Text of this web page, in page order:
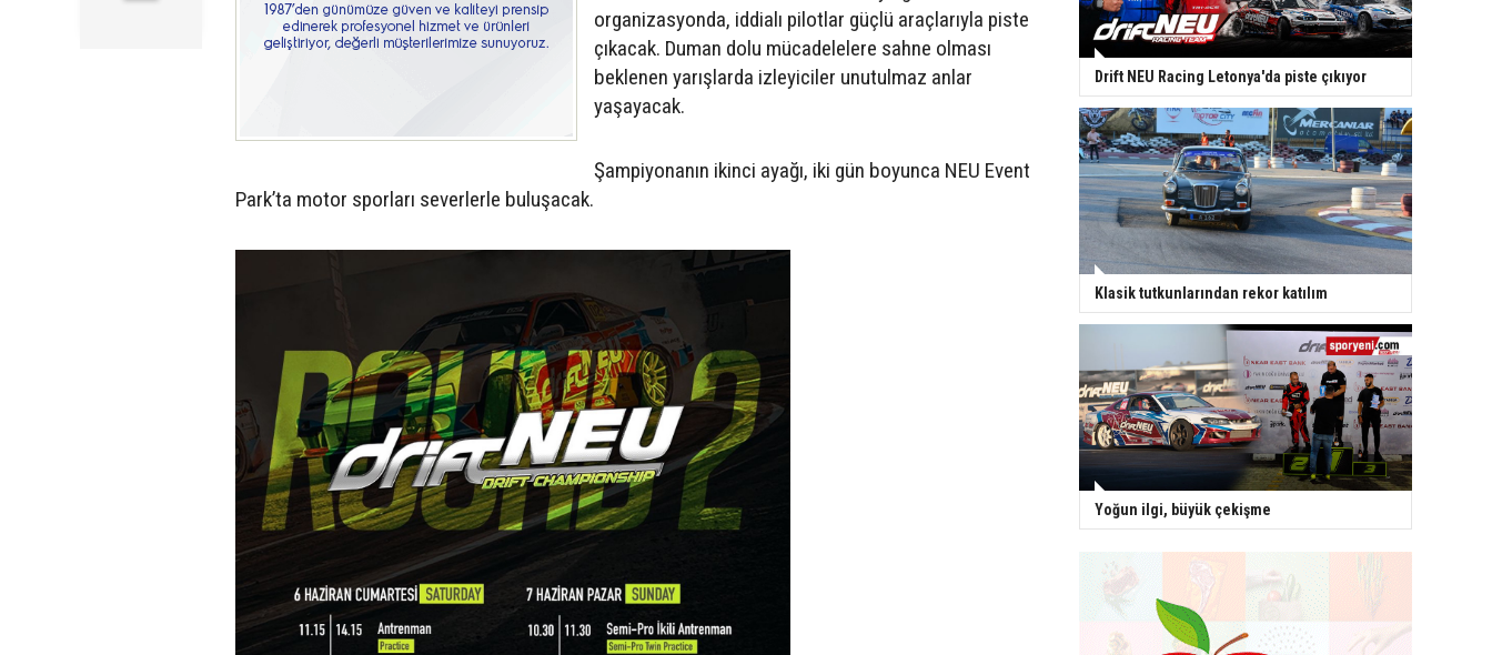
organizasyonda, iddialı pilotlar güçlü araçlarıyla piste
çıkacak. Duman dolu mücadelelere sahne olması
beklenen yarışlarda izleyiciler unutulmaz anlar
yaşayacak.
Şampiyonanın ikinci ayağı, iki gün boyunca NEU Event
Park’ta motor sporları severlerle buluşacak.
Drift NEU Racing Letonya'da piste çıkıyor
Klasik tutkunlarından rekor katılım
Yoğun ilgi, büyük çekişme